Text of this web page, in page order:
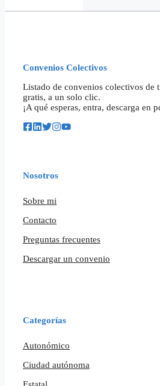
Convenios Colectivos
Listado de convenios colectivos de
gratis, a un solo clic.
¡A qué esperas, entra, descarga en
Nosotros
Sobre mi
Contacto
Preguntas frecuentes
Descargar un convenio
Categorías
Autonómico
Ciudad autónoma